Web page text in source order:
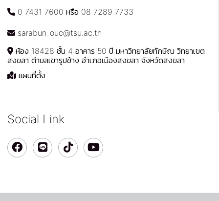
0 7431 7600 หรือ 08 7289 7733
sarabun_ouc@tsu.ac.th
ห้อง 18428 ชั้น 4 อาคาร 50 ปี มหาวิทยาลัยทักษิณ วิทยาเขต
สงขลา ตำบลเขารูปช้าง อำเภอเมืองสงขลา จังหวัดสงขลา
แผนที่ตั้ง
Social Link